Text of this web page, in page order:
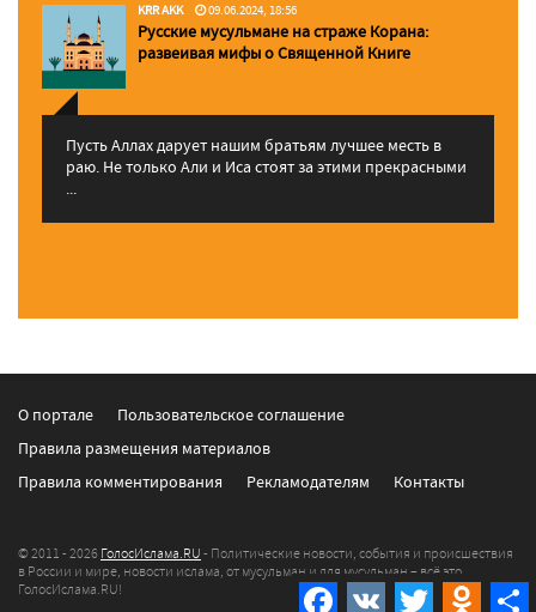
KRR AKK 09.06.2024, 18:56
Русские мусульмане на страже Корана:
pазвеивая мифы о Священной Книге
Пусть Аллах дарует нашим братьям лучшее месть в
раю. Не только Али и Иса стоят за этими прекрасными
...
Facebook
VK Twitter
О портале
Пользовательское соглашение
Правила размещения материалов
Правила комментирования
Рекламодателям Контакты
© 2011 - 2026 ГолосИслама.RU - Политические новости, события и происшествия
в России и мире, новости ислама, от мусульман и для мусульман – всё это
ГолосИслама.RU!